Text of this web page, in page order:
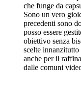
che funge da
Sono un vero
precedenti sono
posso essere
obiettivo senza
scelte
anche per il
dalle comuni